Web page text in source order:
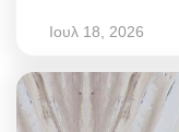
Ιουλ 18, 2026